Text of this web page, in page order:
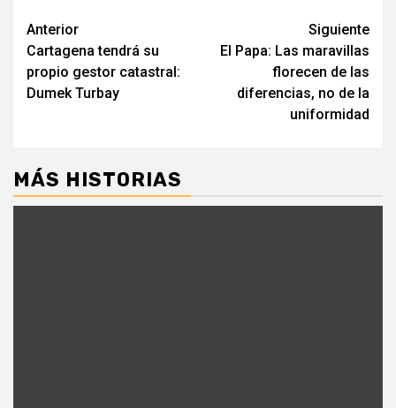
Seguir
leyendo
Anterior
Cartagena tendrá su
propio gestor catastral:
Dumek Turbay
Siguiente
El Papa: Las maravillas
florecen de las
diferencias, no de la
uniformidad
MÁS HISTORIAS